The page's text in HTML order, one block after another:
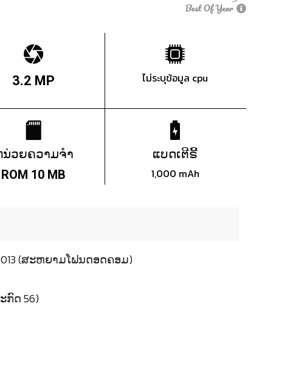
3.2 MP ไม่ระบุข้อมูล cpu
ວຍຄວາມຈຳ
ROM 10 MB
ແບດເຕີຣີ້
1,000 mAh
(ສະຫຍາມໂຟນດອດຄອມ)
ກົດ 56)